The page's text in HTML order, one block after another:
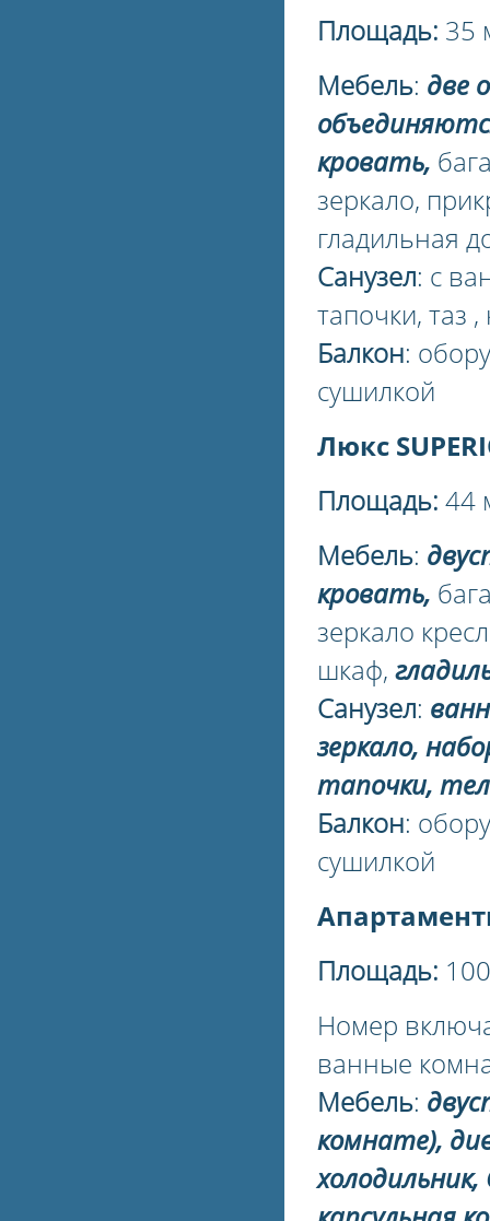
Площадь: 35
Мебель: две
кровать,
зеркало,
гладильная
Санузел: с
тапочки, таз
Балкон:
сушилкой
Люкс
Площадь: 44
Мебель:
кровать,
зеркало
шкаф,
Санузел:
зеркало,
тапочки,
Балкон:
сушилкой
Площадь:
Номер
ванные
Мебель:
комнате),